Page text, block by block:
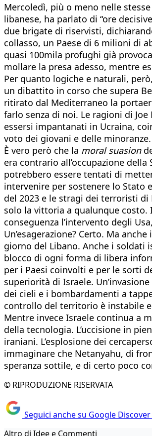
Mercoledì, più o meno nelle
libanese, ha parlato di “ore
due brigate di riservisti,
collasso, un Paese di 6 milioni di
quasi 100mila profughi già
mollare la presa adesso, mentre
Per quanto logiche e naturali,
un dibattito in corso che supera
ritirato dal Mediterraneo la
farlo senza di noi. Le ragioni di
essersi impantanati in Ucraina,
voto dei giovani e delle minoranze.
È vero però che la moral suasion
era contrario all’occupazione
potrebbero essere tentati di
intervenire per sostenere lo Stato
del 2023 e le stragi dei terroristi
solo la vittoria a qualunque costo.
conseguenza l’intervento degli
Un’esagerazione? Certo. Ma
giorno del Libano. Anche i soldati
blocco di ogni forma di libera
per i Paesi coinvolti e per le sorti
superiorità di Israele.
dei cieli e i bombardamenti a
controllo del territorio è instabile
Mentre invece Israele continua a
della tecnologia. L’uccisione in
iraniani. L’esplosione dei
immaginare che Netanyahu, di
speranza sottile, e di certo poco
© RIPRODUZIONE RISERVATA
Seguici anche su Google
Altro di Idee e Commenti